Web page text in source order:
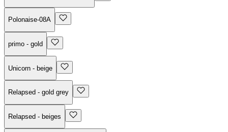
Polonaise-08A
primo - gold
Unicorn - beige
Relapsed - gold grey
Relapsed - beiges